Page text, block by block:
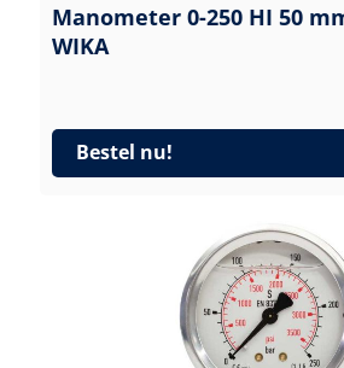
Manometer 0-250 HI 50
WIKA
Bestel nu!